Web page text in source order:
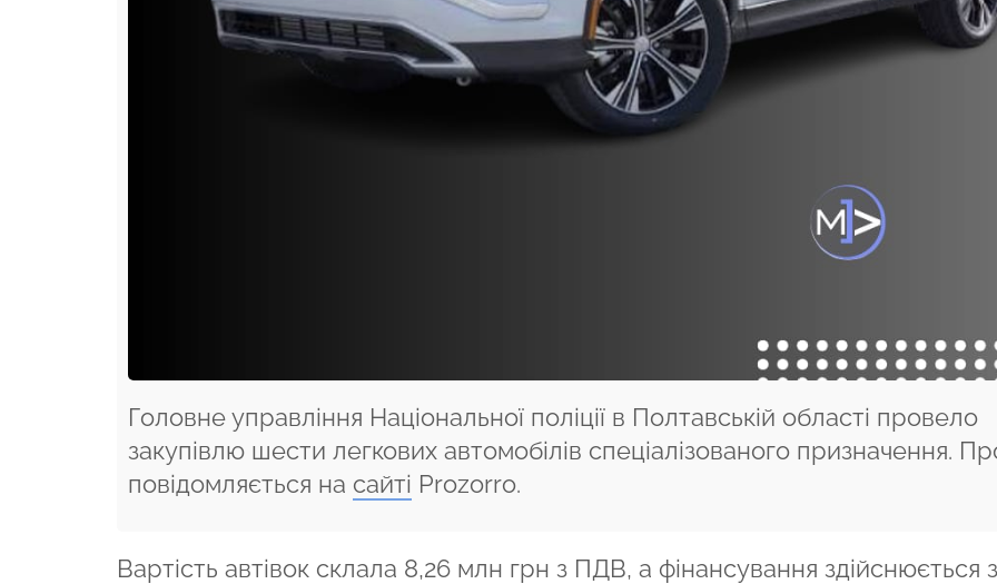
Головне управління Національної поліції в Полтавській області провело
закупівлю шести легкових автомобілів спеціалізованого призначення.
повідомляється на сайті Prozorro.
Вартість автівок склала 8,26 млн грн з ПДВ, а фінансування здійснюється з